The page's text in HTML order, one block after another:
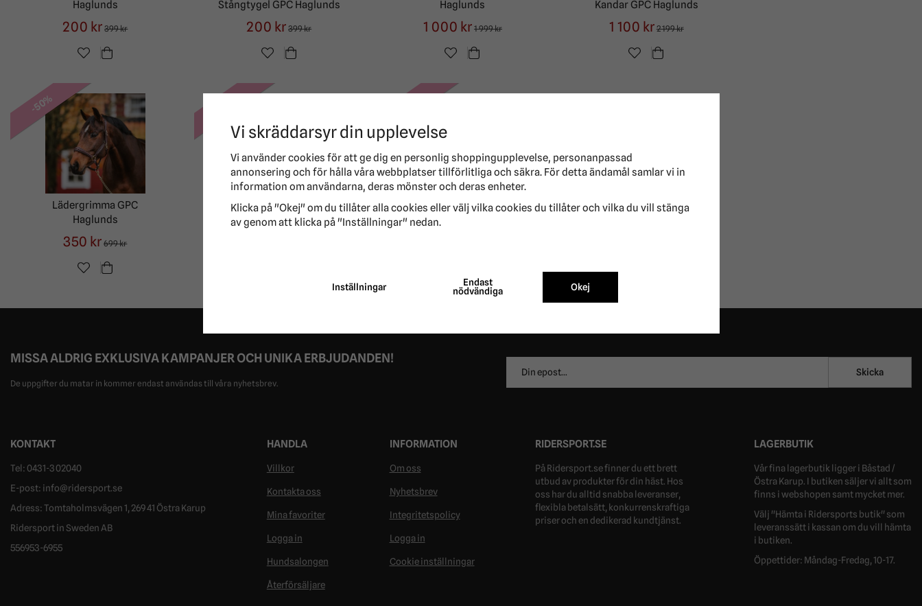
Haglunds
200 kr 399 kr
Stångtygel GPC Haglunds
200 kr 399 kr
Haglunds
1 000 kr 1 999 kr
Kandar GPC Haglunds
1 100 kr 2 199 kr
-50%
Lädergrimma GPC
Haglunds
350 kr 699 kr
Pullarträns GPC Haglunds
Träns Anatomiskt Combo
Nosgrimma GPC Haglunds
MISSA ALDRIG EXKLUSIVA KAMPANJER OCH UNIKA ERBJUDANDEN!
De uppgifter du matar in kommer endast användas till våra nyhetsbrev.
postadress
Skicka
KONTAKT
Tel: 0431-302040
E-post: info@ridersport.se
Adress: Tomtaholmsvägen 1, 269 41 Östra Karup
Ridersport in Sweden AB
556953-6955
HANDLA
Villkor
Kontakta oss
Mina favoriter
Logga in
Hundsalongen
Återförsäljare
INFORMATION
Om oss
Nyhetsbrev
Integritetspolicy
Logga in
Cookie inställningar
RIDERSPORT.SE
På Ridersport.se finner du ett brett
utbud av produkter för din häst. Hos
oss har du alltid snabba leveranser,
flexibla betalsätt, konkurrenskraftiga
priser och en dedikerad kundtjänst.
LAGERBUTIK
Vår fina lagerbutik ligger i Båstad /
Östra Karup. I butiken säljer vi allt som
finns i webshopen samt mycket mer.
Välj "Hämta i Ridersports butik" som
leveranssätt i kassan om du vill hämta
i butiken.
Öppettider: Måndag-Fredag, 10-17.
Vi skräddarsyr din upplevelse
Vi använder cookies för att ge dig en personlig shoppingupplevelse, personanpassad
annonsering och för hålla våra webbplatser tillförlitliga och säkra. För detta ändamål samlar vi in
information om användarna, deras mönster och deras enheter.
Klicka på "Okej" om du tillåter alla cookies eller välj vilka cookies du tillåter och vilka du vill stänga
av genom att klicka på "Inställningar" nedan.
Inställningar
Endast
nödvändiga
Okej